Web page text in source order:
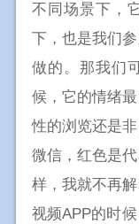
不同场景下，
下，也是我们
做的。那我们
候，它的情绪
性的浏览还是
微信，红色是
样，我就不再
视频APP的时